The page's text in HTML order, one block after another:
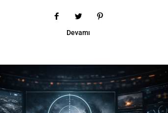
Devamı